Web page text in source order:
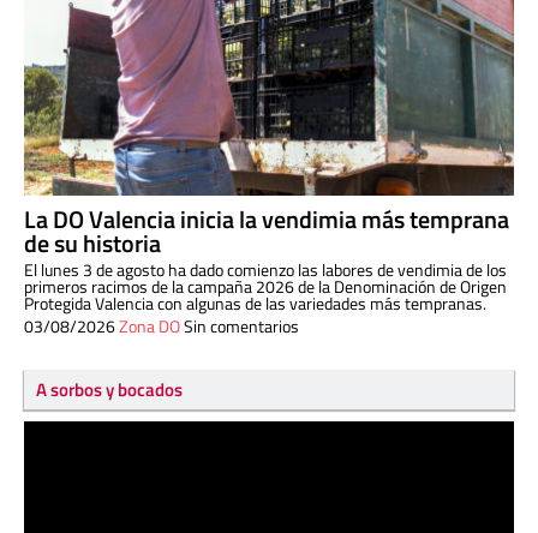
La DO Valencia inicia la vendimia más temprana
de su historia
El lunes 3 de agosto ha dado comienzo las labores de vendimia de los
primeros racimos de la campaña 2026 de la Denominación de Origen
Protegida Valencia con algunas de las variedades más tempranas.
03/08/2026Zona DOSin comentarios
A sorbos y bocados